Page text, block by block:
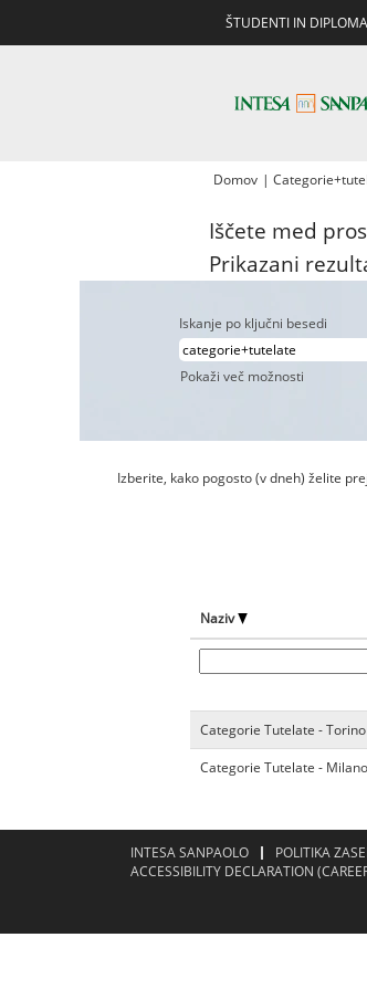
ŠTUDENTI IN
Domov |
Iščete med
Prikazani
Iskanje po ključni besedi
Pokaži več možnosti
Izberite, kako pogosto (v dneh) želite
Naziv
Categorie Tutelate - Torino
Categorie Tutelate - Milano
INTESA SANPAOLO POLITIKA
ACCESSIBILITY DECLARATION